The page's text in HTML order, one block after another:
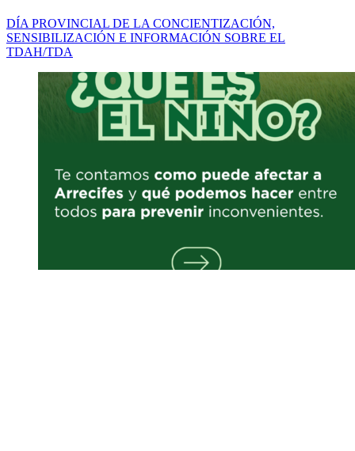
DÍA PROVINCIAL DE LA CONCIENTIZACIÓN,
SENSIBILIZACIÓN E INFORMACIÓN SOBRE EL
TDAH/TDA